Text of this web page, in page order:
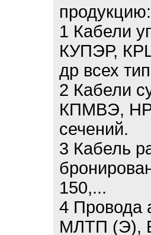
продукцию:
1 Кабели
КУПЭР,
др всех
2 Кабели
КПМВЭ,
сечений.
3 Кабель
150,...
4
МЛТП (Э),